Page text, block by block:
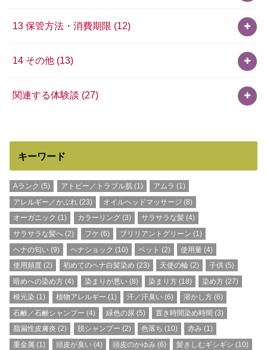
13 保管方法・消費期限 (12)
14 その他 (13)
関連する体験談 (27)
キーワード
Aランク (5) アトピー／トラブル肌(1) アムラ (1)
アレルギー／かぶれ (23) オイルヘッドマッサージ (8)
オーガニック (1) カラーリング(3) サラサラな髪(4)
サラサラな髪へ (2) フケ (6) ブリリアントグリーン (1)
ヘナの匂い (9) ヘナショック (10) ペット (2) 使用量 (4)
使用頻度 (2) 初めてのヘナ白髪染め (23) 天使の輪 (2) 子供 (5)
暗めへの染め方 (4) 染まりが悪い(8) 染まり方(18) 染め方 (27)
根元染 (1) 植物アレルギー (1) 汗／汗臭い(6) 溶かし方 (6)
石鹸／石鹸シャンプー (4) 緑色の尿 (5) 置き時間染め時間 (3)
脂漏性皮膚炎 (2) 脱シャンプー (2) 色落ち (10) 赤み (1)
重金属 (1) 頭皮が臭い(4) 頭皮のかゆみ (6) 髪きしむギシギシ (10)